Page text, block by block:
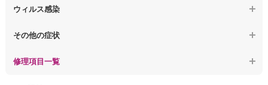
【macbook】起動しないパソコンのデータを復旧
ウィルス感染
【macbook】特定のプログラムを削除したい
その他の症状
修理項目一覧